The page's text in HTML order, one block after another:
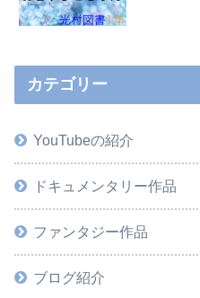
カテゴリー
YouTubeの紹介
ドキュメンタリー作品
ファンタジー作品
ブログ紹介